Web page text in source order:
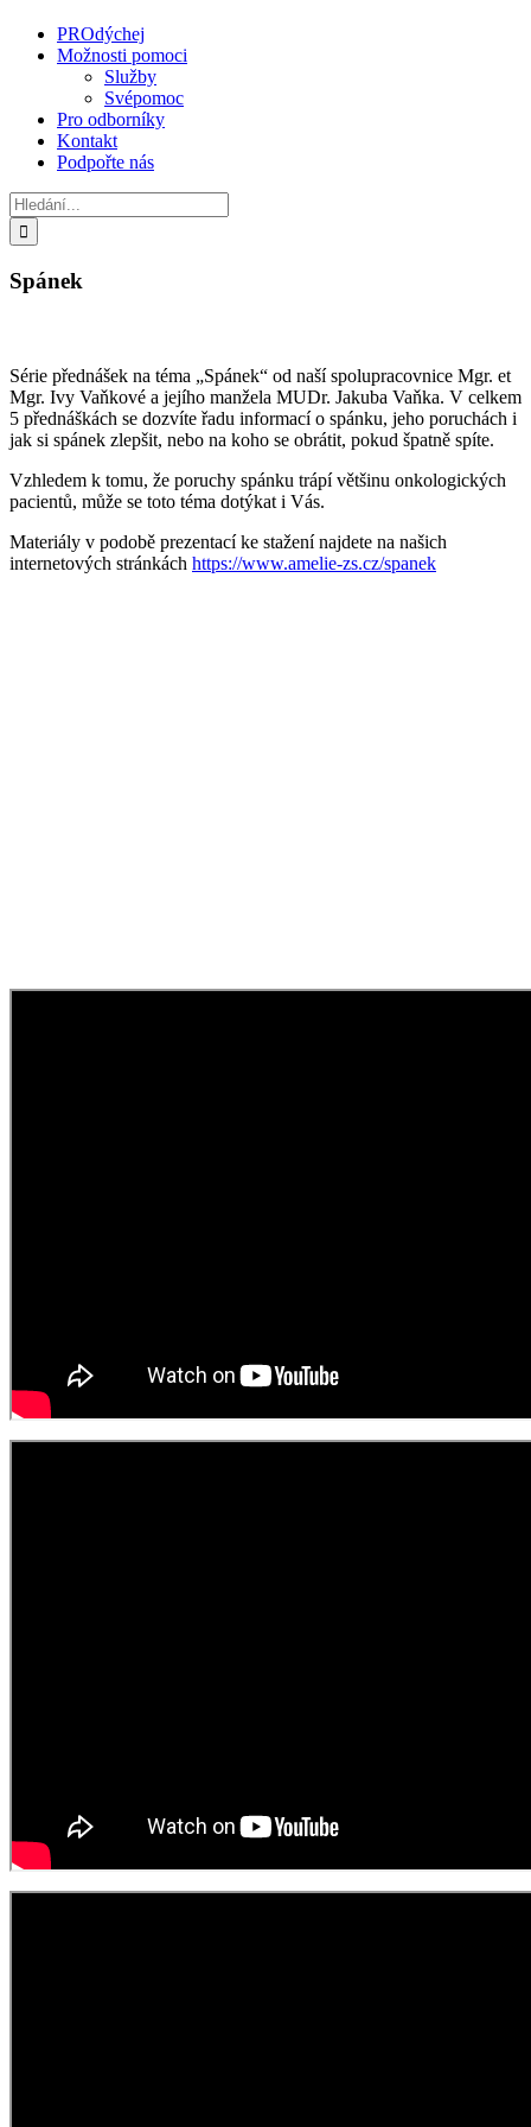
PROdýchej
Možnosti pomoci
Služby
Svépomoc
Pro odborníky
Kontakt
Podpořte nás
Hledat:
Spánek
Série přednášek na téma „Spánek“ od naší spolupracovnice Mgr. et
Mgr. Ivy Vaňkové a jejího manžela MUDr. Jakuba Vaňka. V celkem
5 přednáškách se dozvíte řadu informací o spánku, jeho poruchách i
jak si spánek zlepšit, nebo na koho se obrátit, pokud špatně spíte.
Vzhledem k tomu, že poruchy spánku trápí většinu onkologických
pacientů, může se toto téma dotýkat i Vás.
Materiály v podobě prezentací ke stažení najdete na našich
internetových stránkách https://www.amelie-zs.cz/spanek